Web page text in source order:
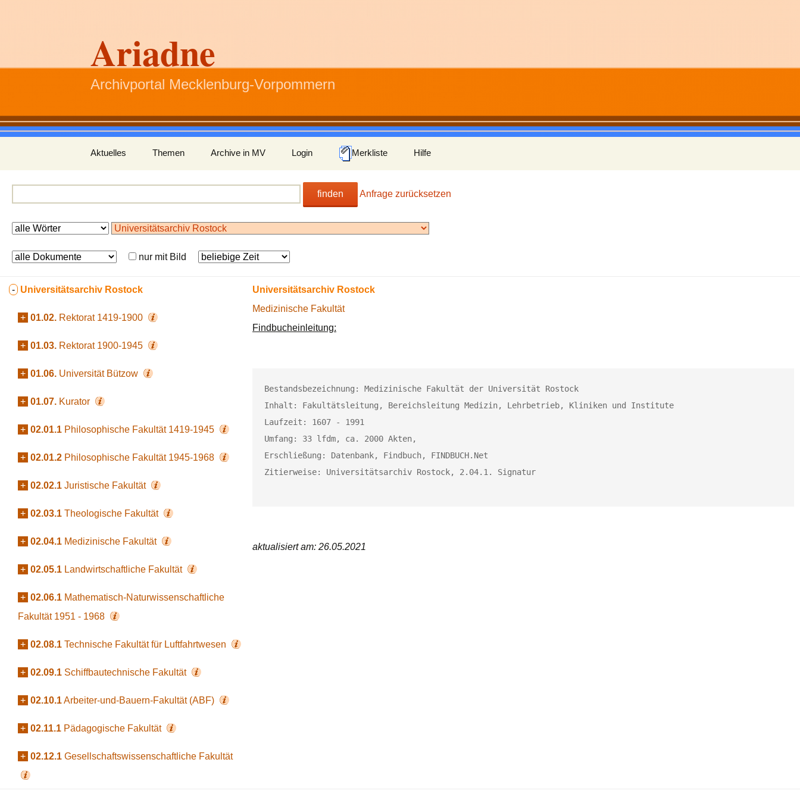
Ariadne
Archivportal Mecklenburg-Vorpommern
Inhalt
springen
Aktuelles Themen Archive in MV Login Merkliste Hilfe
finden Anfrage zurücksetzen
nur mit Bild
- Universitätsarchiv Rostock
+ 01.02. Rektorat 1419-1900
+ 01.03. Rektorat 1900-1945
+ 01.06. Universität Bützow
+ 01.07. Kurator
+ 02.01.1 Philosophische Fakultät 1419-1945
+ 02.01.2 Philosophische Fakultät 1945-1968
+ 02.02.1 Juristische Fakultät
+ 02.03.1 Theologische Fakultät
+ 02.04.1 Medizinische Fakultät
+ 02.05.1 Landwirtschaftliche Fakultät
+ 02.06.1 Mathematisch-Naturwissenschaftliche
Fakultät 1951 - 1968
+ 02.08.1 Technische Fakultät für Luftfahrtwesen
+ 02.09.1 Schiffbautechnische Fakultät
+ 02.10.1Arbeiter-und-Bauern-Fakultät (ABF)
+ 02.11.1 Pädagogische Fakultät
+ 02.12.1 Gesellschaftswissenschaftliche Fakultät
Universitätsarchiv Rostock
Medizinische Fakultät
Findbucheinleitung:
Bestandsbezeichnung: Medizinische Fakultät der Universität Rostock
Inhalt: Fakultätsleitung, Bereichsleitung Medizin, Lehrbetrieb, Kliniken und Institute
Laufzeit: 1607 - 1991
Umfang: 33 lfdm, ca. 2000 Akten,
Erschließung: Datenbank, Findbuch, FINDBUCH.Net
Zitierweise: Universitätsarchiv Rostock, 2.04.1. Signatur
aktualisiert am: 26.05.2021